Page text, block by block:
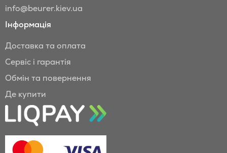
info@beurer.kiev.ua
Інформація
Доставка та оплата
Сервіс і гарантія
Обмін та повернення
Де купити